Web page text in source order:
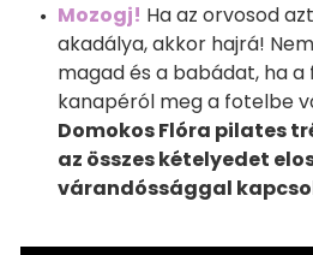
Mozogj! Ha az orvosod
akadálya, akkor hajrá!
magad és a babádat, ha
kanapéról meg a fotelbe
Domokos Flóra pilates
az összes kételyedet
várandóssággal